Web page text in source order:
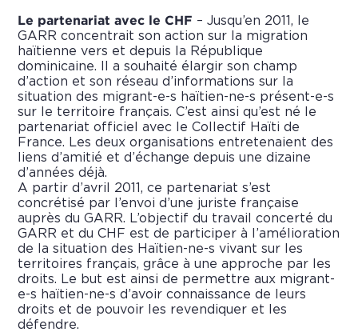
Le partenariat avec le CHF – Jusqu’en 2011, le
GARR concentrait son action sur la migration
haïtienne vers et depuis la République
dominicaine. Il a souhaité élargir son champ
d’action et son réseau d’informations sur la
situation des migrant-e-s haïtien-ne-s présent-e-s
sur le territoire français. C’est ainsi qu’est né le
partenariat officiel avec le Collectif Haïti de
France. Les deux organisations entretenaient des
liens d’amitié et d’échange depuis une dizaine
d’années déjà.
A partir d’avril 2011, ce partenariat s’est
concrétisé par l’envoi d’une juriste française
auprès du GARR. L’objectif du travail concerté du
GARR et du CHF est de participer à l’amélioration
de la situation des Haïtien-ne-s vivant sur les
territoires français, grâce à une approche par les
droits. Le but est ainsi de permettre aux migrant-
e-s haïtien-ne-s d’avoir connaissance de leurs
droits et de pouvoir les revendiquer et les
défendre.